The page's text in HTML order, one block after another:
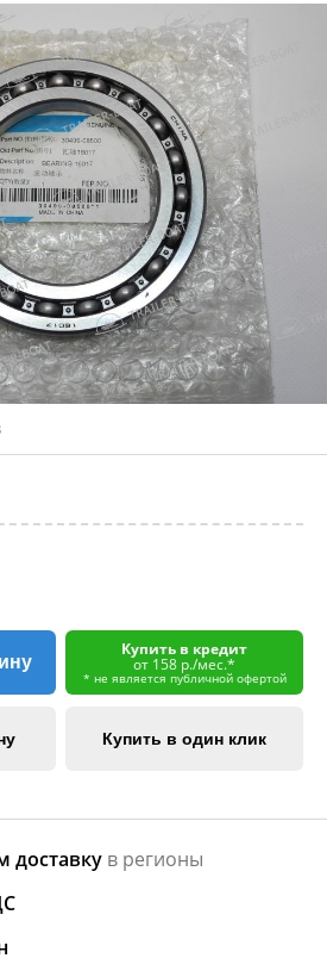
Купить в кредит
от 158 р./мес.*
* не является публичной офертой
Купить в один клик
доставку в регионы